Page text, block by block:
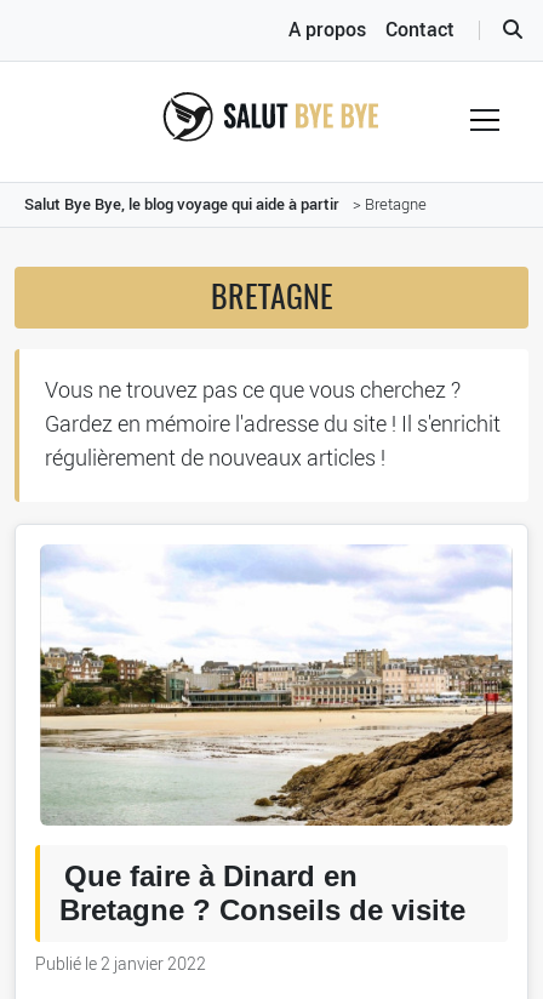
A propos Contact
Salut Bye Bye, le blog voyage qui aide à partir > Bretagne
BRETAGNE
Vous ne trouvez pas ce que vous cherchez ?
Gardez en mémoire l'adresse du site ! Il s'enrichit
régulièrement de nouveaux articles !
Que faire à Dinard en
Bretagne ? Conseils de visite
Publié le 2 janvier 2022